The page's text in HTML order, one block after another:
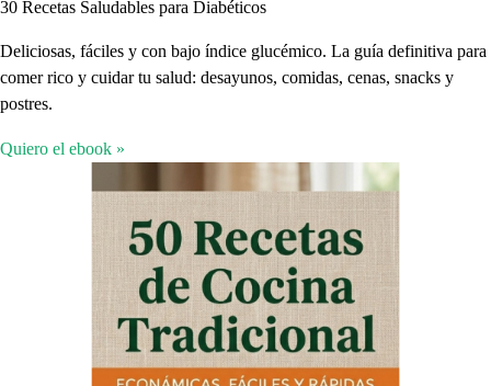
30 Recetas Saludables para Diabéticos
Deliciosas, fáciles y con bajo índice glucémico. La guía definitiva para
comer rico y cuidar tu salud: desayunos, comidas, cenas, snacks y
postres.
Quiero el ebook »